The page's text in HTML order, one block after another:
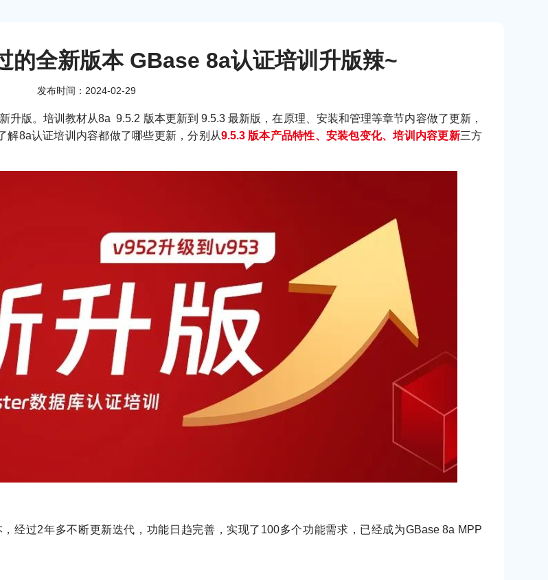
的全新版本 GBase 8a认证培训升版辣~
发布时间：2024-02-29
版。培训教材从8a 9.5.2 版本更新到 9.5.3 最新版，在原理、安装和管理等章节内容做了更新，
解8a认证培训内容都做了哪些更新，分别从9.5.3 版本产品特性、安装包变化、培训内容更新三方
经过2年多不断更新迭代，功能日趋完善，实现了100多个功能需求，已经成为GBase 8a MPP